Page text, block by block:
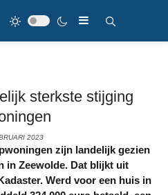
sterkste stijging
2023
in Zeewolde. Dat blijkt uit
Werd voor een huis in